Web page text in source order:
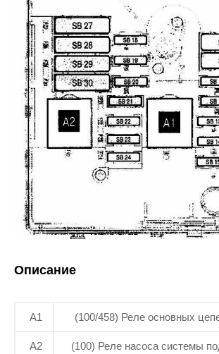
Описание
А1 (100/458) Реле основных
А2
(100) Реле насоса системы